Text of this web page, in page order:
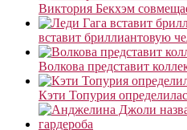
Виктория Бекхэм
вставит бриллиантовую
Волкова представит
Кэти Топурия